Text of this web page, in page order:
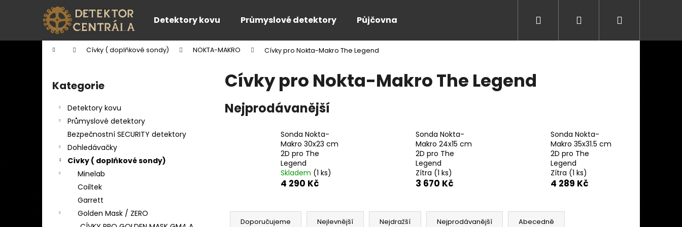
Detektory kovu Průmyslové detektory Půjčovna Přihlášení
Domů Cívky ( doplňkové sondy) NOKTA-MAKRO Cívky pro Nokta-Makro The Legend
Přeskočit
kategorie
Kategorie
Detektory kovu
Průmyslové detektory
Bezpečnostní SECURITY detektory
Dohledávačky
Cívky ( doplňkové sondy)
Minelab
Coiltek
Garrett
Golden Mask / ZERO
Cívky pro Nokta-Makro The Legend
Nejprodávanější
Sonda Nokta-
Makro 30x23 cm
2D pro The
Legend
Skladem (1 ks)
4 290 Kč
Sonda Nokta-
Makro 24x15 cm
2D pro The
Legend
Zítra (1 ks)
3 670 Kč
Sonda Nokta-
Makro 35x31.5 cm
2D pro The
Legend
Zítra (1 ks)
4 289 Kč
Ř
Doporučujeme Nejlevnější Nejdražší Nejprodávanější Abecedně
í
Zpět
do
Zpět
do
Co potřebujete najít?
Doporučujeme